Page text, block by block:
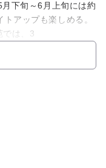
下旬～6月上旬には約
アップも楽しめる。
では、3